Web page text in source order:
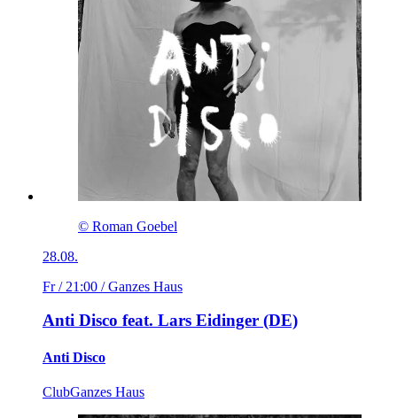
© Roman Goebel
28.08.
Fr / 21:00 / Ganzes Haus
Anti Disco feat. Lars Eidinger (DE)
Anti Disco
ClubGanzes Haus